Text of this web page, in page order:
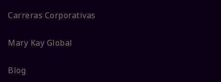
Carreras Corporativas
Mary Kay Global
Blog